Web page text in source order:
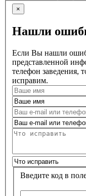
×
Нашли
Если Вы нашли
представленной
телефон заведения,
исправим.
Введите код в